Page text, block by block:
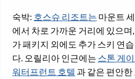
숙박: 호스슈 리조트는 마운트
에서 차로 가까운 거리에 있으
가 패키지 외에도 추가 스키 연
다. 오릴리아 인근에는 스톤 게
워터프런트 호텔 과 같은 편안